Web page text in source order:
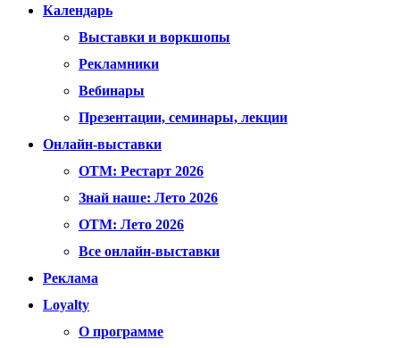
Календарь
Выставки и воркшопы
Рекламники
Вебинары
Презентации, семинары, лекции
Онлайн-выставки
OTM: Рестарт 2026
Знай наше: Лето 2026
OTM: Лето 2026
Все онлайн-выставки
Реклама
Loyalty
О программе